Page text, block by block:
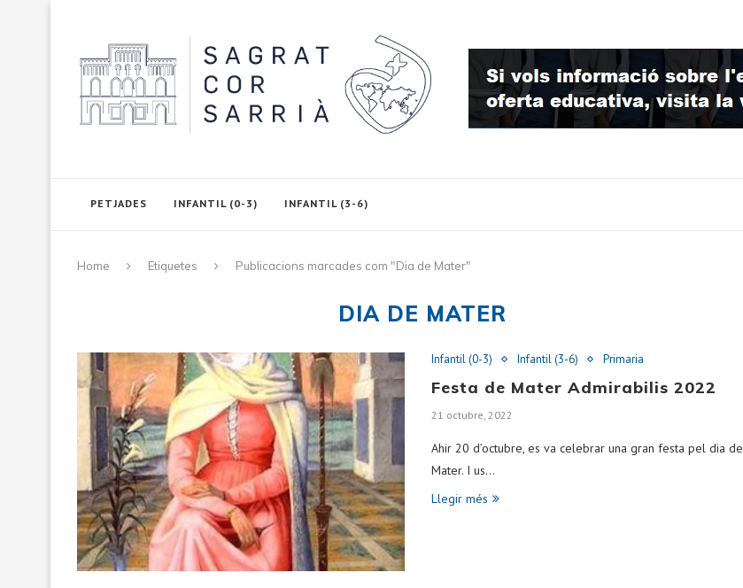
PETJADES INFANTIL (0-3) INFANTIL (3-6)
Home Etiquetes Publicacions marcades com "Dia de Mater"
DIA DE MATER
Infantil (0-3) Infantil (3-6) Primaria
Festa de Mater Admirabilis 2022
21 octubre, 2022
Ahir 20 d’octubre, es va celebrar una gran festa pel dia de
Mater. I us…
Llegir més